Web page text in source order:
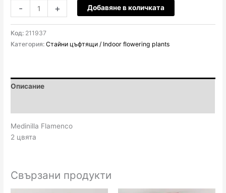
-
количество
за
Мединила
D17
H40
Flamenco
+ Добавяне в количката
Код: 211937
Категория:Стайни цъфтящи / Indoor flowering plants
Описание
Medinilla Flamenco
2 цвята
Свързани продукти